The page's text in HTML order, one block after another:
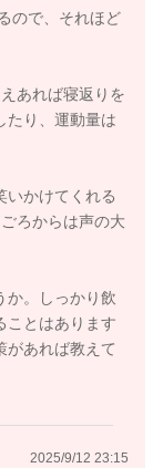
ので、それほど
あれば寝返りを
たり、運動量は
いかけてくれる
ろからは声の大
か。しっかり飲
ことはあります
があれば教えて
2025/9/12 23:15